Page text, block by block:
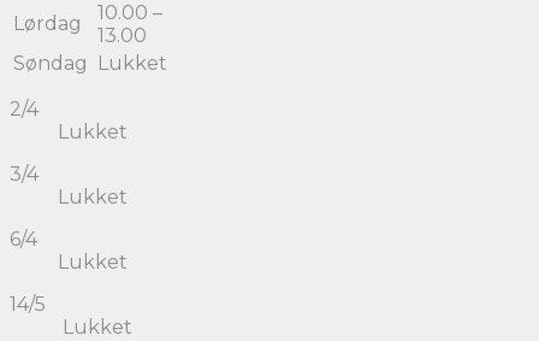
Lørdag
10.00 –
13.00
Søndag
Lukket
2/4
Lukket
3/4
Lukket
6/4
Lukket
14/5
Lukket